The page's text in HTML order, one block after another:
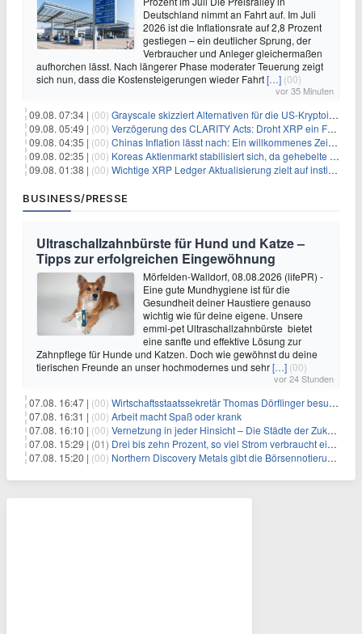
Deutschland nimmt an Fahrt auf. Im Juli
2026 ist die Inflationsrate auf 2,8 Prozent
gestiegen – ein deutlicher Sprung, der
Verbraucher und Anleger gleichermaßen
aufhorchen lässt. Nach längerer Phase moderater Teuerung zeigt
sich nun, dass die Kostensteigerungen wieder Fahrt[…] (00)
vor 35 Minuten
09.08. 07:34 | (00) Grayscale skizziert Alternativen für die US-Kryptoindustrie ohne CLARITY Act
09.08. 05:49 | (00) Verzögerung des CLARITY Acts: Droht XRP ein Fall unter die $1-Marke?
09.08. 04:35 | (00) Chinas Inflation lässt nach: Ein willkommenes Zeichen für Investoren angesichts der Folgen des Öl-Schocks
09.08. 02:35 | (00) Koreas Aktienmarkt stabilisiert sich, da gehebelte Positionen abgebaut werden
09.08. 01:38 | (00) Wichtige XRP Ledger Aktualisierung zielt auf institutionelle Akzeptanz ab
BUSINESS/PRESSE
Ultraschallzahnbürste für Hund und Katze –
Tipps zur erfolgreichen Eingewöhnung
Mörfelden-Walldorf, 08.08.2026 (lifePR) -
Eine gute Mundhygiene ist für die
Gesundheit deiner Haustiere genauso
wichtig wie für deine eigene. Unsere
emmi-pet Ultraschallzahnbürste bietet
eine sanfte und effektive Lösung zur
Zahnpflege für Hunde und Katzen. Doch wie gewöhnst du deine
tierischen Freunde an unser hochmodernes und sehr[…] (00)
vor 24 Stunden
07.08. 16:47 | (00) Wirtschaftsstaatssekretär Thomas Dörflinger besucht Handwerksbetrieb im Kammerbezirk Freiburg
07.08. 16:31 | (00) Arbeit macht Spaß oder krank
07.08. 16:10 | (00) Vernetzung in jeder Hinsicht – Die Städte der Zukunft sind grün-blau
07.08. 15:29 | (01) Drei bis zehn Prozent, so viel Strom verbraucht ein Aufzug im Gebäude
07.08. 15:20 | (00) Northern Discovery Metals gibt die Börsennotierung an der Frankfurter Wertpapierbörse bekannt